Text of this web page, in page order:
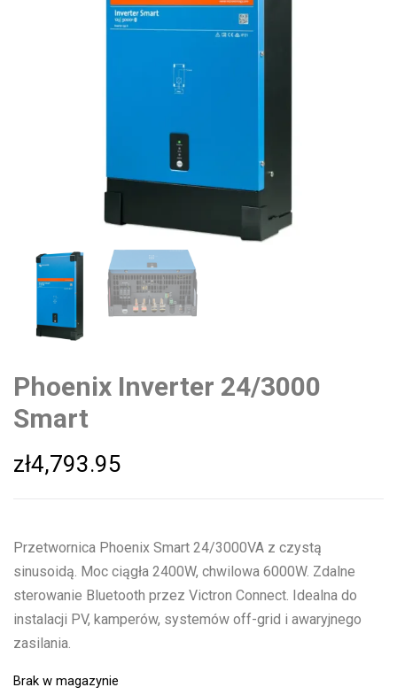
Phoenix Inverter 24/3000
Smart
zł4,793.95
Przetwornica Phoenix Smart 24/3000VA z czystą
sinusoidą. Moc ciągła 2400W, chwilowa 6000W. Zdalne
sterowanie Bluetooth przez Victron Connect. Idealna do
instalacji PV, kamperów, systemów off-grid i awaryjnego
zasilania.
Brak w magazynie